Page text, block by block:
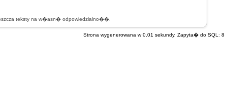
teksty na w�asn� odpowiedzialno��.
Strona wygenerowana w 0.01 sekundy. Zapyta� do SQL: 8